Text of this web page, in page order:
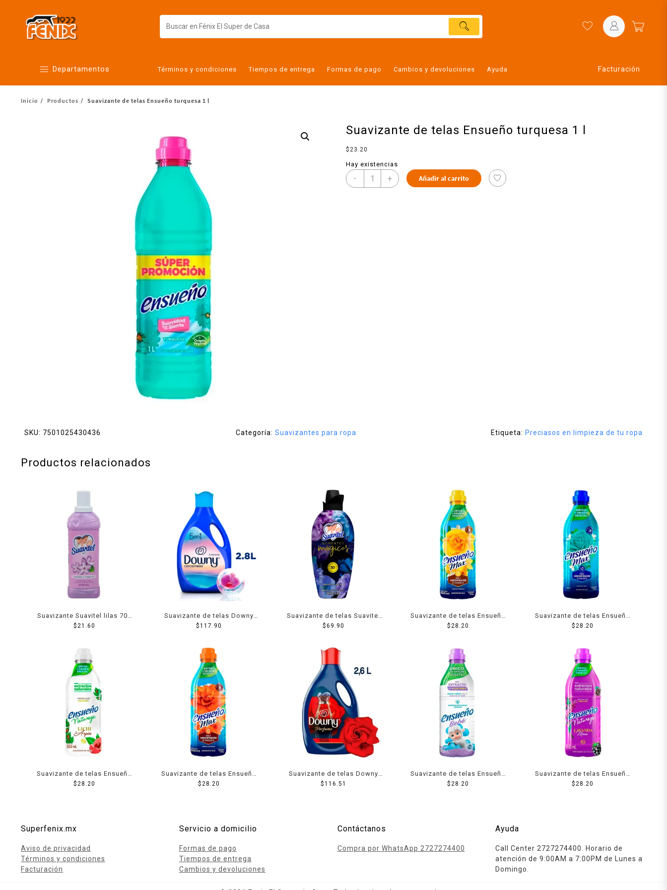
Departamentos
Alimentos
Términos y condiciones Tiempos de entrega Formas de pago Cambios y devoluciones Ayuda Facturación
Inicio Productos Suavizante de telas Ensueño turquesa 1 l
Suavizante de telas Ensueño turquesa 1 l
$ 23.20
Hay existencias
- + Añadir al carrito
SKU: 7501025430436 Categoría: Suavizantes para ropa Etiqueta: Preciasos en limpieza de tu ropa
Productos relacionados
Suavizante Suavitel lilas 700
ml
$21.60
Suavizante de telas Downy
amanecer 2.8 l
$117.90
Suavizante de telas Suavitel
momentos mágicos abrazo
$69.90
Suavizante de telas Ensueño
Max fresco verano 850 ml
$28.20
Suavizante de telas Ensueño
Max frescura azul 850 ml
$28.20
Suavizante de telas Ensueño
Natureza lichi + argán 850 ml
$ 28.20
Suavizante de telas Ensueño
Max fresca armonía 850 ml
$ 28.20
Suavizante de telas Downy
Passion perfume líquido
$116.51
Suavizante de telas Ensueño
Bebé 850 ml
$ 28.20
Suavizante de telas Ensueño
Naturaleza lavanda moras 850
$ 28.20
Superfenix.mx
Aviso de privacidad
Términos y condiciones
Facturación
Servicio a domicilio
Formas de pago
Tiempos de entrega
Cambios y devoluciones
Contáctanos
Compra por WhatsApp 2727274400
Ayuda
Call Center 2727274400. Horario de
atención de 9:00AM a 7:00PM de Lunes a
Domingo.